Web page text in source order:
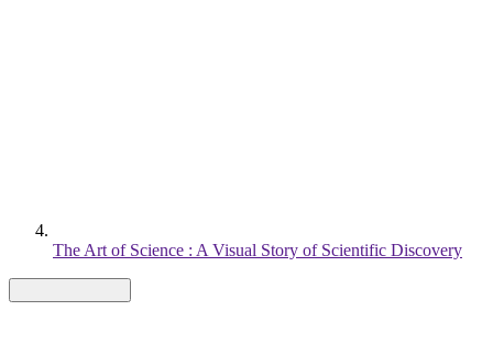
The Art of Science : A Visual Story of Scientific Discovery